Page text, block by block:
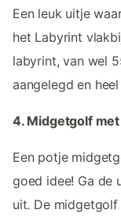
Een leuk uitje
het Labyrint
labyrint, van wel
aangelegd en
4. Midgetgolf
Een potje
goed idee! Ga de
uit. De midgetgolf